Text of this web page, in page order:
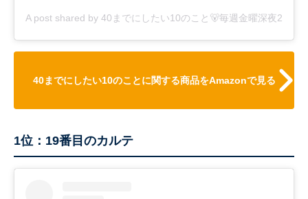
A post shared by 40までにしたい10のこと🐻毎週金曜深夜24時
40までにしたい10のことに関する商品をAmazonで見る
1位：19番目のカルテ